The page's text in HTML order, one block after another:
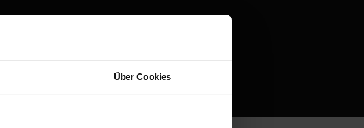
Über Cookies